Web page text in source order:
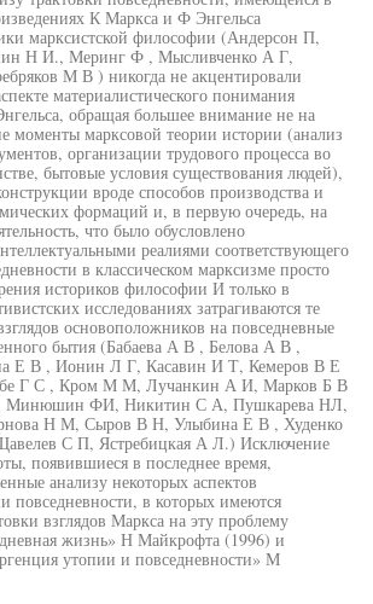
К Маркса и Ф Энгельса
марксистской философии (Андерсон П,
Н И., Меринг Ф , Мысливченко А Г,
М В ) никогда не акцентировали
материалистического понимания
обращая большее внимание не на
моменты марксовой теории истории (анализ
организации трудового процесса во
бытовые условия существования людей),
вроде способов производства и
формаций и, в первую очередь, на
что было обусловлено
реалиями соответствующего
в классическом марксизме просто
историков философии И только в
исследованиях затрагиваются те
основоположников на повседневные
бытия (Бабаева А В , Белова А В ,
Е В , Ионин Л Г, Касавин И Т, Кемеров В Е
Г С , Кром М М, Лучанкин А И, Марков Б В
Минюшин ФИ, Никитин С А, Пушкарева НЛ,
Н М, Сыров В Н, Улыбина Е В , Худенко
С П, Ястребицкая А Л.) Исключение
появившиеся в последнее время,
анализу некоторых аспектов
повседневности, в которых имеются
взглядов Маркса на эту проблему
жизнь» Н Майкрофта (1996) и
утопии и повседневности» М